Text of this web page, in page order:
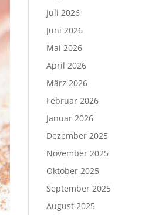
Juli 2026
Juni 2026
Mai 2026
April 2026
März 2026
Februar 2026
Januar 2026
Dezember 2025
November 2025
Oktober 2025
September 2025
August 2025